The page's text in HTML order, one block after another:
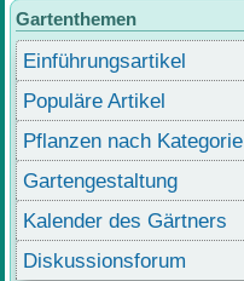
Gartenthemen
Einführungsartikel
Populäre Artikel
Pflanzen nach Kategorie
Gartengestaltung
Kalender des Gärtners
Diskussionsforum